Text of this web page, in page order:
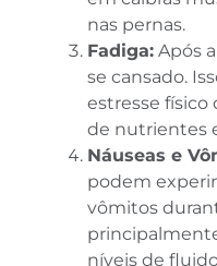
nas pernas.
Fadiga: Após
se cansado.
estresse físico
de nutrientes
Náuseas e
podem
vômitos
níveis de